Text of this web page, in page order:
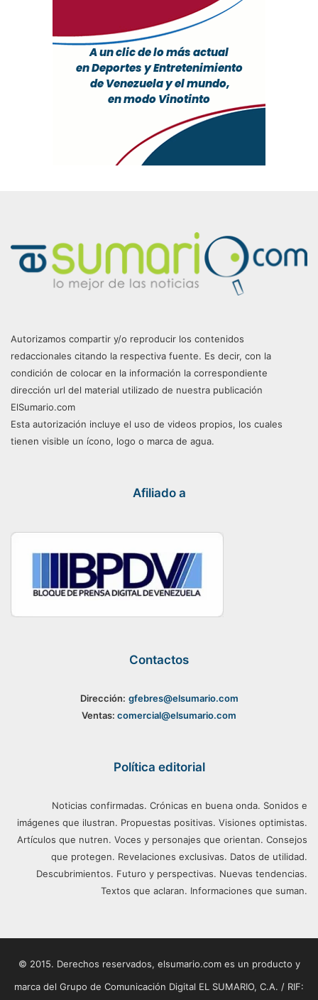
Autorizamos compartir y/o reproducir los contenidos
redaccionales citando la respectiva fuente. Es decir, con la
condición de colocar en la información la correspondiente
dirección url del material utilizado de nuestra publicación
ElSumario.com
Esta autorización incluye el uso de videos propios, los cuales
tienen visible un ícono, logo o marca de agua.
Afiliado a
Contactos
Dirección: gfebres@elsumario.com
Ventas: comercial@elsumario.com
Política editorial
Noticias confirmadas. Crónicas en buena onda. Sonidos e
imágenes que ilustran. Propuestas positivas. Visiones optimistas.
Artículos que nutren. Voces y personajes que orientan. Consejos
que protegen. Revelaciones exclusivas. Datos de utilidad.
Descubrimientos. Futuro y perspectivas. Nuevas tendencias.
Textos que aclaran. Informaciones que suman.
© 2015. Derechos reservados, elsumario.com es un producto y
marca del Grupo de Comunicación Digital EL SUMARIO, C.A. / RIF: